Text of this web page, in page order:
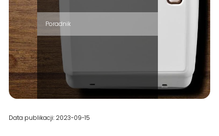
Poradnik
Data publikacji: 2023-09-15